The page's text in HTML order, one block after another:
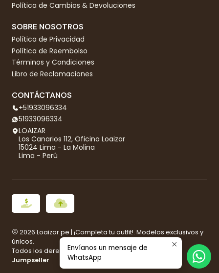
Política de Cambios & Devoluciones
SOBRE NOSOTROS
Política de Privacidad
Política de Reembolso
Términos y Condiciones
Libro de Reclamaciones
CONTÁCTANOS
+51933096334
51933096334
LOAIZAR
Los Canarios 112, Oficina Loaizar
15024 Lima - La Molina
Lima - Perú
2026 Loaizar.pe | ¡Completa tu outfit!. Modelos exclusivos y
únicos.
Todos los derechos reservados.Desarrollado por
Jumpseller.
Envíanos un mensaje de
WhatsApp